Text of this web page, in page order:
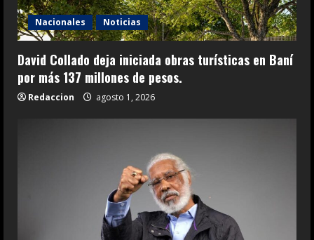
Nacionales Noticias
David Collado deja iniciada obras turísticas en Baní
por más 137 millones de pesos.
Redaccion agosto 1, 2026